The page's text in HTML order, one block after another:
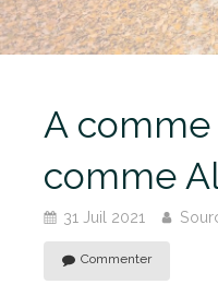
A comme
comme
31 Juil 2021
Commenter